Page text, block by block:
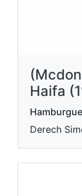
Haifa
Derech